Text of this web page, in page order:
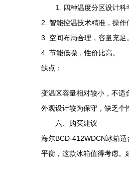
1. 四种温度分区设计科
2. 智能控温技术精准，操作
3. 空间布局合理，容量充足。
4. 节能低噪，性价比高。
缺点：
变温区容量相对较小，不适
外观设计较为保守，缺乏个
六、购买建议
海尔BCD-412WDCN冰箱
平衡，这款冰箱值得考虑。